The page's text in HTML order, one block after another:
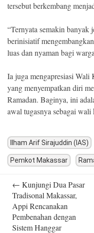
tersebut berkembang
“Ternyata semakin banyak
berinisiatif
luas dan nyaman bagi
Ia juga mengapresiasi
yang menyempatkan diri
Ramadan. Baginya, ini
awal tugasnya sebagai
Ilham Arif Sirajuddin (IAS)
Pemkot Makassar
navigation
← Kunjungi Dua Pasar
Tradisonal Makassar,
Appi Rencanakan
Pembenahan dengan
Sistem Hanggar